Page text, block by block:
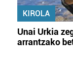
KIROLA
Unai Urkia
arrantzako